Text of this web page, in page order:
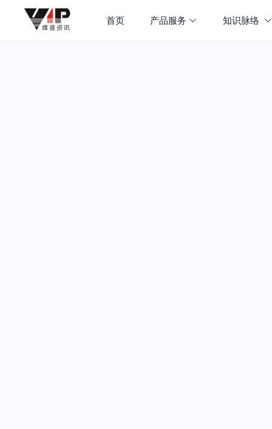
首页 产品服务 知识脉络